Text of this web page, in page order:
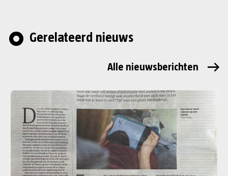
Gerelateerd nieuws
Alle nieuwsberichten